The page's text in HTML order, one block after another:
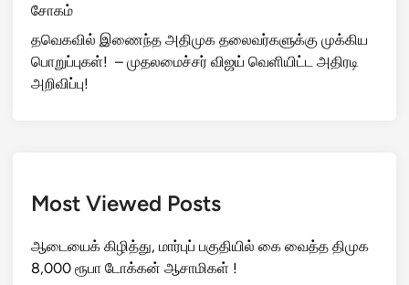
சோகம்
தவெகவில் இணைந்த அதிமுக தலைவர்களுக்கு முக்கிய
பொறுப்புகள்! – முதலமைச்சர் விஜய் வெளியிட்ட அதிரடி
அறிவிப்பு!
Most Viewed Posts
ஆடையைக் கிழித்து, மார்புப் பகுதியில் கை வைத்த திமுக
8,000 ரூபா டோக்கன் ஆசாமிகள் !